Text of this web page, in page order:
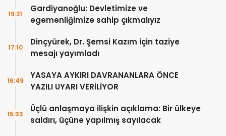
Gardiyanoğlu: Devletimize ve
egemenliğimize sahip çıkmalıyız
19:21
Dinçyürek, Dr. Şemsi Kazım için taziye
mesajı yayımladı
17:10
YASAYA AYKIRI DAVRANANLARA ÖNCE
YAZILI UYARI VERİLİYOR
16:49
Üçlü anlaşmaya ilişkin açıklama: Bir ülkeye
saldırı, üçüne yapılmış sayılacak
15:33